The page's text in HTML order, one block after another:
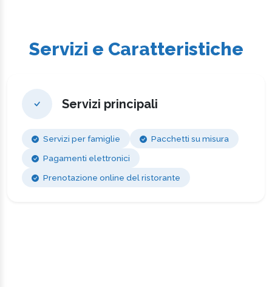
Servizi e Caratteristiche
Servizi principali
Servizi per famiglie
Pacchetti su misura
Pagamenti elettronici
Prenotazione online del ristorante